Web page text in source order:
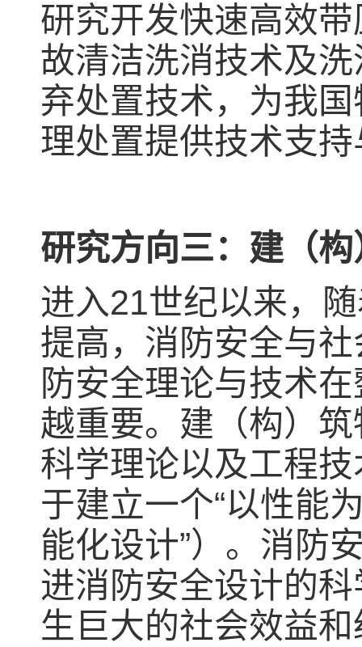
研究开发快速高效
故清洁洗消技术及
弃处置技术，为我
理处置提供技术支
研究方向三：建（
进入21世纪以来，
提高，消防安全与
防安全理论与技术
越重要。建（构）
科学理论以及工程
于建立一个“以性能
能化设计”）。消防
进消防安全设计的
生巨大的社会效益